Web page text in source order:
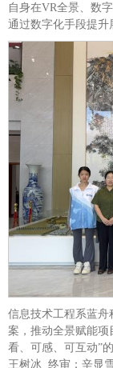
自身在VR全景、数
通过数字化手段提升
信息技术工程系蓝
案，推动全景赋能项
看、可感、可互动”
王树冰 终审：辛显雪